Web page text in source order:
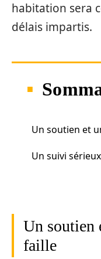
habitation sera
délais impartis.
Un soutien et
Un suivi
Un soutien
faille